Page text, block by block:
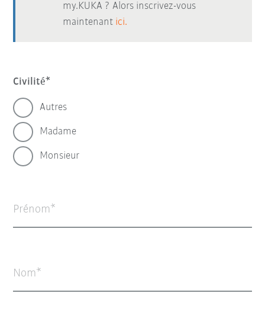
my.KUKA ? Alors inscrivez-vous
maintenant ici.
Civilité
Autres
Madame
Monsieur
Prénom
Nom